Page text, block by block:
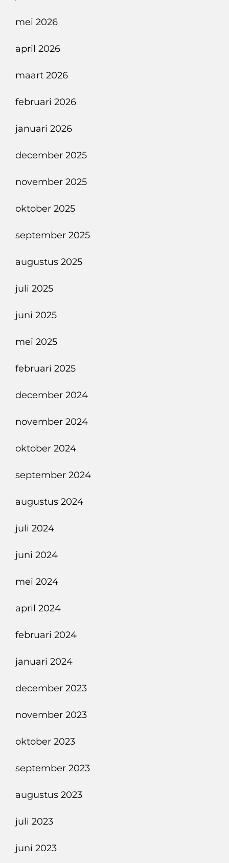
mei 2026
april 2026
maart 2026
februari 2026
januari 2026
december 2025
november 2025
oktober 2025
september 2025
augustus 2025
juli 2025
juni 2025
mei 2025
februari 2025
december 2024
november 2024
oktober 2024
september 2024
augustus 2024
juli 2024
juni 2024
mei 2024
april 2024
februari 2024
januari 2024
december 2023
november 2023
oktober 2023
september 2023
augustus 2023
juli 2023
juni 2023